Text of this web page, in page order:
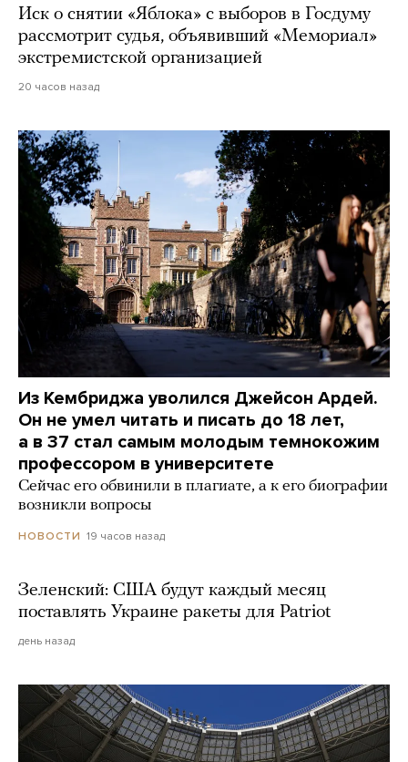
Иск о снятии «Яблока» с выборов в Госдуму
рассмотрит судья, объявивший «Мемориал»
экстремистской организацией
20 часов назад
Из Кембриджа уволился Джейсон Ардей.
Он не умел читать и писать до 18 лет,
а в 37 стал самым молодым темнокожим
профессором в университете
Сейчас его обвинили в плагиате, а к его биографии
возникли вопросы
НОВОСТИ 19 часов назад
Зеленский: США будут каждый месяц
поставлять Украине ракеты для Patriot
день назад